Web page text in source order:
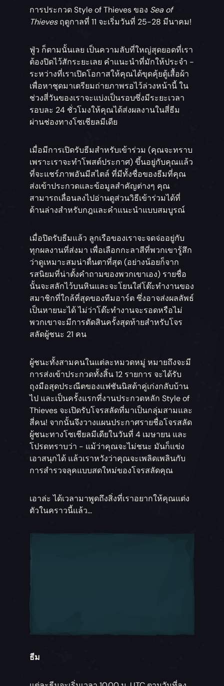
การประกวด Style of Thieves ของ Sea of
Thievesฤดูกาลที่ 11 จะเริ่มวันที่ 25-28 มีนาคม!
ฟู่ว ก็ตามนั้นเลย เป็นความลับที่ใหญ่สุดยอดที่เรา
ต้องปิดไว้สักระยะเลย คำแนะนำที่มักให้ประจำ -
ระหว่างที่เราเปิดโอกาสให้คุณได้ขุดคุ้ยตู้เสื้อผ้า
เพื่อหาชุดมาเตรียมถ่ายภาพรอไว้ล่วงหน้านี้ ใน
ช่วงสี่วันของเราจะแบ่งเป็นรอบซึ่งมีระยะเวลา
รอบละ 24 ชั่วโมงให้คุณได้ส่งผลงานในสี่ธีม
ผ่านช่องทางโซเชียลมีเดีย
เมื่อมีการเปิดรับธีมสำหรับเข้าร่วม (คุณจะทราบ
เพราะเราจะทำโพสต์ประกาศ) ขึ้นอยู่กับคุณแล้ว
ที่จะแชร์ภาพอันมีสไตล์ ที่มีทั้งชื่อของธีมที่คุณ
ส่งเข้าประกวดและข้อมูลสำคัญต่างๆ คุณ
สามารถเลื่อนลงไปอ่านดูส่วนวิธีเข้าร่วมได้ที่
ด้านล่างสำหรับกฎและคำแนะนำแบบสมบูรณ์
เมื่อปิดรับธีมแล้ว ลูกเรือของเราจะจดจ่ออยู่กับ
ทุกผลงานที่ส่งมา เพื่อเลือกกะลาสีที่พวกเขารู้สึก
ว่าดูเหมาะสมน่าตื่นตาที่สุด (อย่างน้อยก็จาก
รสนิยมที่น่าตั้งคำถามของพวกเขาเอง) รายชื่อ
นั้นจะสลักไว้บนหินและจะโยนใส่โต๊ะทำงานของ
สมาชิกที่ใกล้ที่สุดของทีมอาร์ต ซึ่งอาจส่งผลลัพธ์
เป็นหายนะได้ ไม่ว่าโต๊ะทำงานจะรอดหรือไม่
พวกเขาจะมีการตัดสินครั้งสุดท้ายสำหรับโจร
สลัดผู้ชนะ 21 คน
ผู้ชนะทั้งสามคนในแต่ละหมวดหมู่ หมายถึงจะมี
การส่งเข้าประกวดทั้งสิ้น 12 รายการ จะได้รับ
ถุงมือสุดประณีตของแฟชันนิสต้าคู่เก่งกลับบ้าน
ไป และเป็นครั้งแรกที่งานประกวดหลัก Style of
Thieves จะเปิดรับโจรสลัดที่มาเป็นกลุ่มสามและ
สี่คน! จากนั้นจึงวางแผนประกาศรายชื่อโจรสลัด
ผู้ชนะทางโซเชียลมีเดียในวันที่ 4 เมษายน และ
โปรดทราบว่า - แม้ว่าคุณจะไม่ชนะ มันก็แข่ง
เอาสนุกได้ แล้วเราหวังว่าคุณจะเพลิดเพลินกับ
การสำรวจลุคแบบสดใหม่ของโจรสลัดคุณ
เอาล่ะ ได้เวลามาพูดถึงสิ่งที่เราอยากให้คุณแต่ง
ตัวในคราวนี้แล้ว…
ธีม